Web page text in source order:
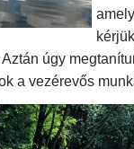
úgy
a vezérevős